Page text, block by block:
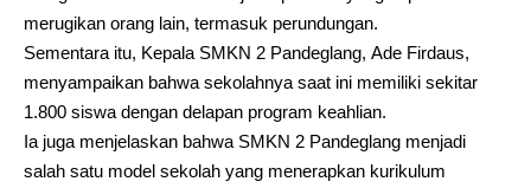
merugikan orang lain, termasuk perundungan.
Sementara itu, Kepala SMKN 2 Pandeglang, Ade Firdaus,
menyampaikan bahwa sekolahnya saat ini memiliki sekitar
1.800 siswa dengan delapan program keahlian.
Ia juga menjelaskan bahwa SMKN 2 Pandeglang menjadi
salah satu model sekolah yang menerapkan kurikulum